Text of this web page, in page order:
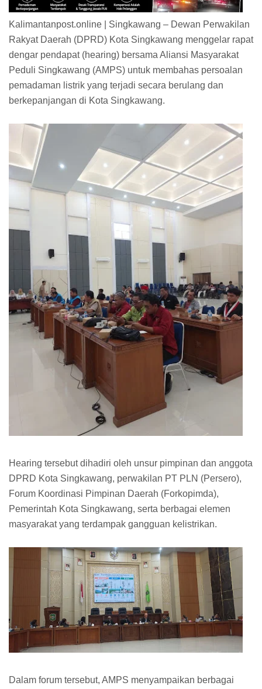
Kalimantanpost.online | Singkawang – Dewan Perwakilan
Rakyat Daerah (DPRD) Kota Singkawang menggelar rapat
dengar pendapat (hearing) bersama Aliansi Masyarakat
Peduli Singkawang (AMPS) untuk membahas persoalan
pemadaman listrik yang terjadi secara berulang dan
berkepanjangan di Kota Singkawang.
Hearing tersebut dihadiri oleh unsur pimpinan dan anggota
DPRD Kota Singkawang, perwakilan PT PLN (Persero),
Forum Koordinasi Pimpinan Daerah (Forkopimda),
Pemerintah Kota Singkawang, serta berbagai elemen
masyarakat yang terdampak gangguan kelistrikan.
Dalam forum tersebut, AMPS menyampaikan berbagai